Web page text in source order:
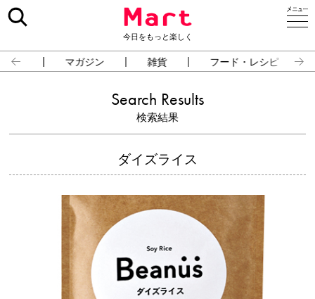
今日をもっと楽しく
占い マガジン 雑貨 フード・レシピ
Search Results
検索結果
ダイズライス